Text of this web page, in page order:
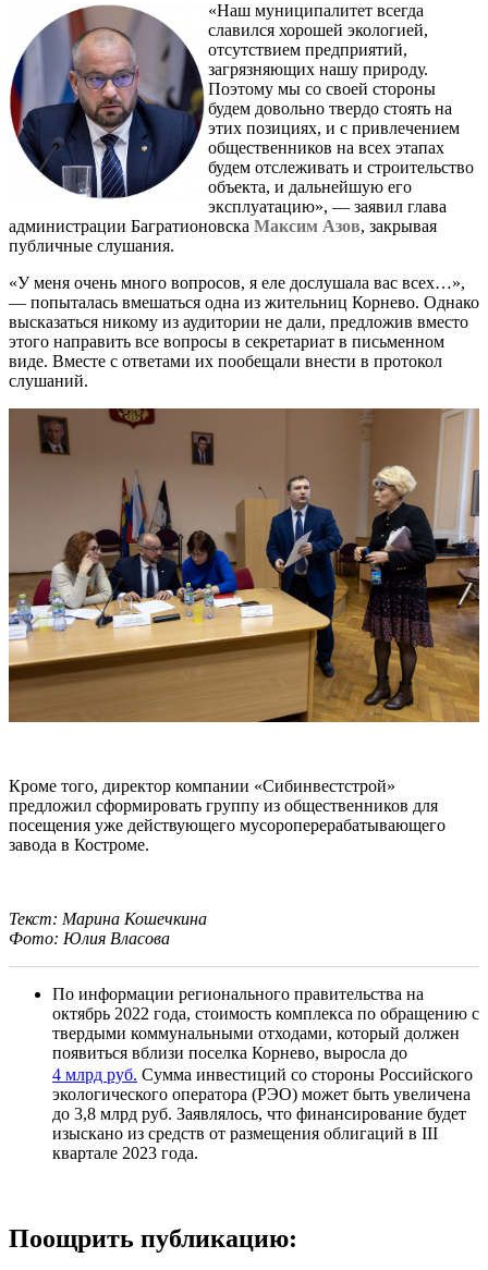
«Наш муниципалитет всегда
славился хорошей экологией,
отсутствием предприятий,
загрязняющих нашу природу.
Поэтому мы со своей стороны
будем довольно твердо стоять на
этих позициях, и с привлечением
общественников на всех этапах
будем отслеживать и строительство
объекта, и дальнейшую его
эксплуатацию», — заявил глава
администрации Багратионовска Максим Азов, закрывая
публичные слушания.
«У меня очень много вопросов, я еле дослушала вас всех…»,
— попыталась вмешаться одна из жительниц Корнево. Однако
высказаться никому из аудитории не дали, предложив вместо
этого направить все вопросы в секретариат в письменном
виде. Вместе с ответами их пообещали внести в протокол
слушаний.
Кроме того, директор компании «Сибинвестстрой»
предложил сформировать группу из общественников для
посещения уже действующего мусороперерабатывающего
завода в Костроме.
Текст: Марина Кошечкина
Фото: Юлия Власова
По информации регионального правительства на
октябрь 2022 года, стоимость комплекса по обращению с
твердыми коммунальными отходами, который должен
появиться вблизи поселка Корнево, выросла до
4 млрд руб. Сумма инвестиций со стороны Российского
экологического оператора (РЭО) может быть увеличена
до 3,8 млрд руб. Заявлялось, что финансирование будет
изыскано из средств от размещения облигаций в III
квартале 2023 года.
Поощрить публикацию: